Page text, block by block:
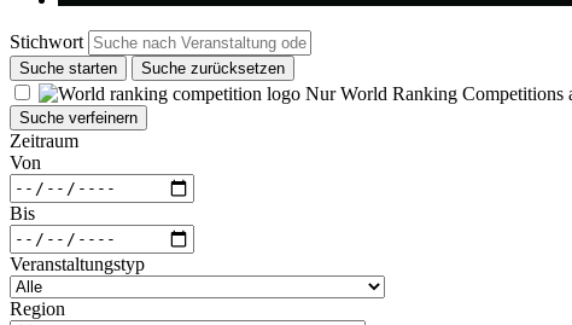
Stichwort
Suche starten Suche zurücksetzen
Nur World Ranking Competitions
Suche verfeinern
Zeitraum
Von
Bis
Veranstaltungstyp
Region